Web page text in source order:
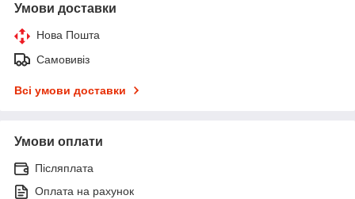
Умови доставки
Нова Пошта
Самовивіз
Всі умови доставки
Умови оплати
Післяплата
Оплата на рахунок